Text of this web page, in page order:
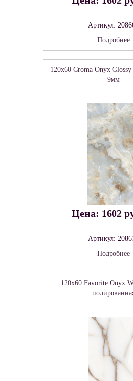
Артикул:
Подробнее
120x60 Croma Onyx
9мм
Цена: 1602
Артикул:
Подробнее
120x60 Favorite Onyx